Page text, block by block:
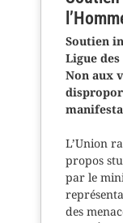
Soutien
Ligue
Non aux
L’Union
propos
par le
des